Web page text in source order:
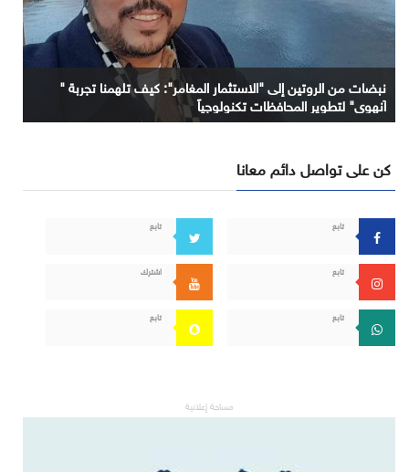
نبضات من الروتين إلى "الاستثمار المغامر": كيف تلهمنا تجربة "
آنهوي" لتطوير المحافظات تكنولوجياً
كن على تواصل دائم معانا
تابع تابع
تابع اشترك
تابع تابع
مساحة إعلانية